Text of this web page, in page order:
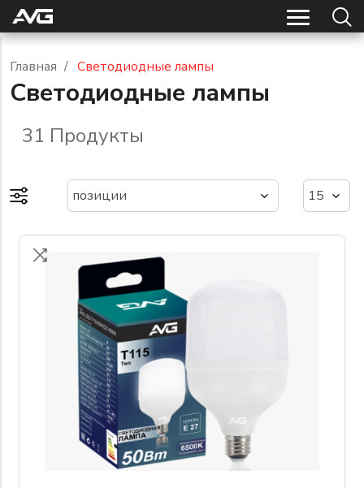
Главная / Светодиодные лампы
Светодиодные лампы
31 Продукты